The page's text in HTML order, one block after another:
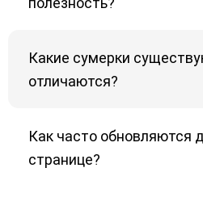
Какие сумерки
отличаются?
Как часто обновляются
странице?